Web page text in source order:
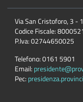
Via San Cristoforo, 3 -
Codice Fiscale:
P.Iva:02744650025
Telefono:0161 5901
Email:
Pec: